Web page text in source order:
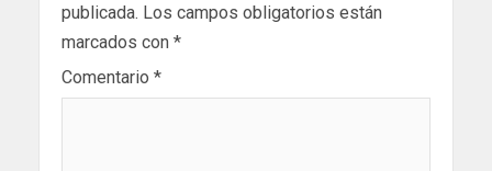
publicada. Los campos obligatorios están
marcados con *
Comentario *